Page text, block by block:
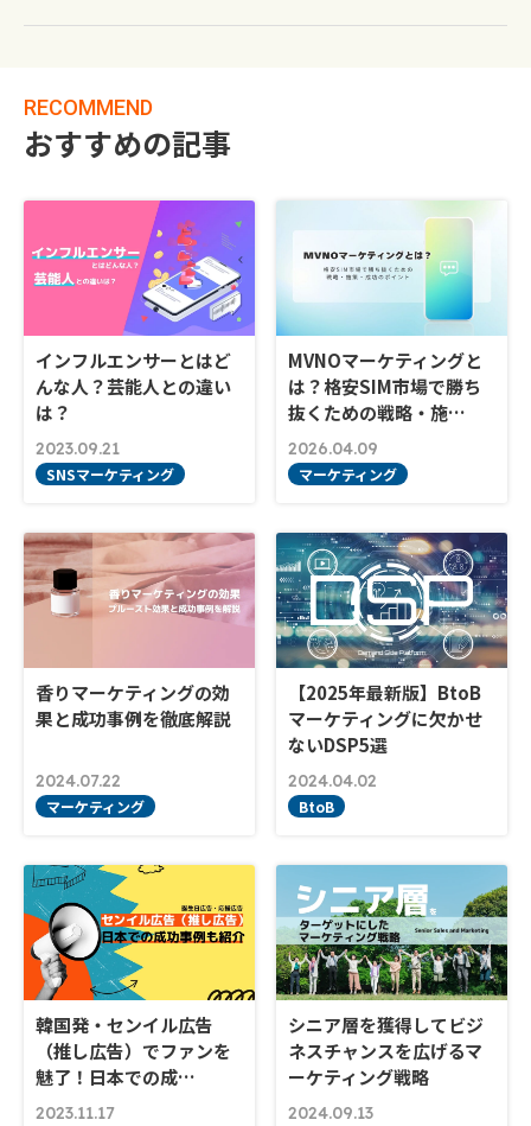
RECOMMEND
おすすめの記事
インフルエンサーとはど
んな人？芸能人との違い
は？
2023.09.21
SNSマーケティング
MVNOマーケティングと
は？格安SIM市場で勝ち
抜くための戦略・施…
2026.04.09
マーケティング
香りマーケティングの効
果と成功事例を徹底解説
2024.07.22
マーケティング
【2025年最新版】BtoB
マーケティングに欠かせ
ないDSP5選
2024.04.02
BtoB
韓国発・センイル広告
（推し広告）でファンを
魅了！日本での成…
2023.11.17
シニア層を獲得してビジ
ネスチャンスを広げるマ
ーケティング戦略
2024.09.13